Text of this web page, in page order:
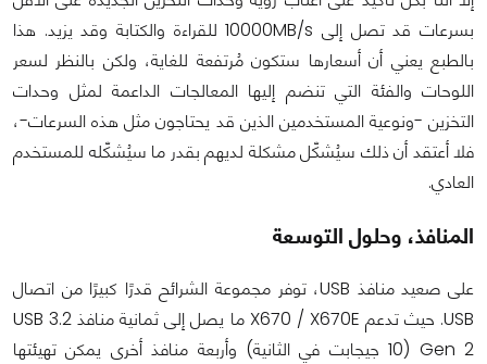
بسرعات قد تصل إلى 10000MB/s للقراءة والكتابة وقد يزيد. هذا
بالطبع يعني أن أسعارها ستكون مُرتفعة للغاية، ولكن بالنظر لسعر
اللوحات والفئة التي تنضم إليها المعالجات الداعمة لمثل وحدات
التخزين -ونوعية المستخدمين الذين قد يحتاجون مثل هذه السرعات-،
فلا أعتقد أن ذلك سيُشكّل مشكلة لديهم بقدر ما سيُشكّله للمستخدم
العادي.
المنافذ، وحلول التوسعة
على صعيد منافذ USB، توفر مجموعة الشرائح قدرًا كبيرًا من اتصال
USB. حيث تدعم X670 / X670E ما يصل إلى ثمانية منافذ USB 3.2
Gen 2 (10 جيجابت في الثانية) وأربعة منافذ أخرى يمكن تهيئتها